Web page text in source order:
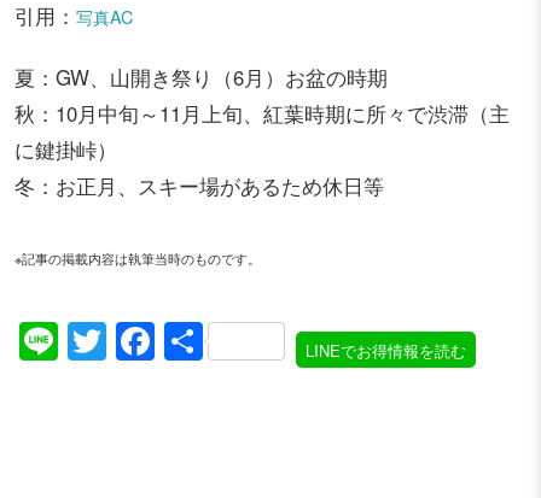
引用： 写真AC
夏：GW、山開き祭り（6月）お盆の時期
秋：10月中旬～11月上旬、紅葉時期に所々で渋滞（主
に鍵掛峠）
冬：お正月、スキー場があるため休日等
※記事の掲載内容は執筆当時のものです。
LineTwitter
Facebook
共 LINEでお得情報を読む